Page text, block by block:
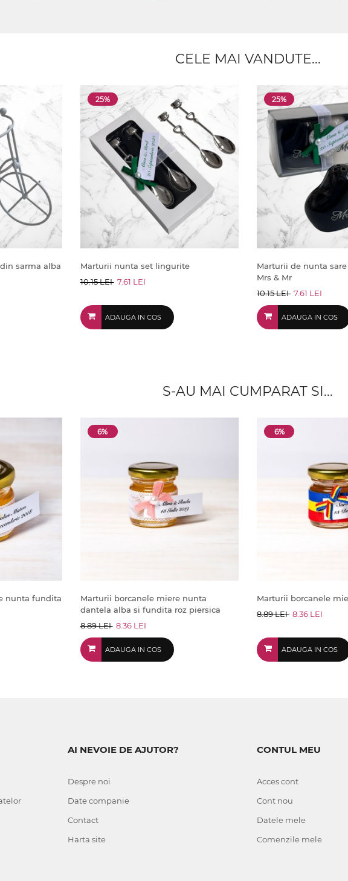
CELE MAI VANDUTE...
sarma alba
25%
Marturii nunta set lingurite
10.15 LEI 7.61 LEI
ADAUGA IN COS
25%
Marturii de nunta
Mrs & Mr
10.15 LEI 7.61 LEI
ADAUGA IN COS
S-AU MAI CUMPARAT SI...
nunta fundita
6%
Marturii borcanele miere nunta
dantela alba si fundita roz piersica
8.89 LEI 8.36 LEI
ADAUGA IN COS
6%
Marturii borcanele
8.89 LEI 8.36 LEI
ADAUGA IN COS
AI NEVOIE DE AJUTOR?
Despre noi
Date companie
Contact
Harta site
CONTUL MEU
Acces cont
Cont nou
Datele mele
Comenzile mele